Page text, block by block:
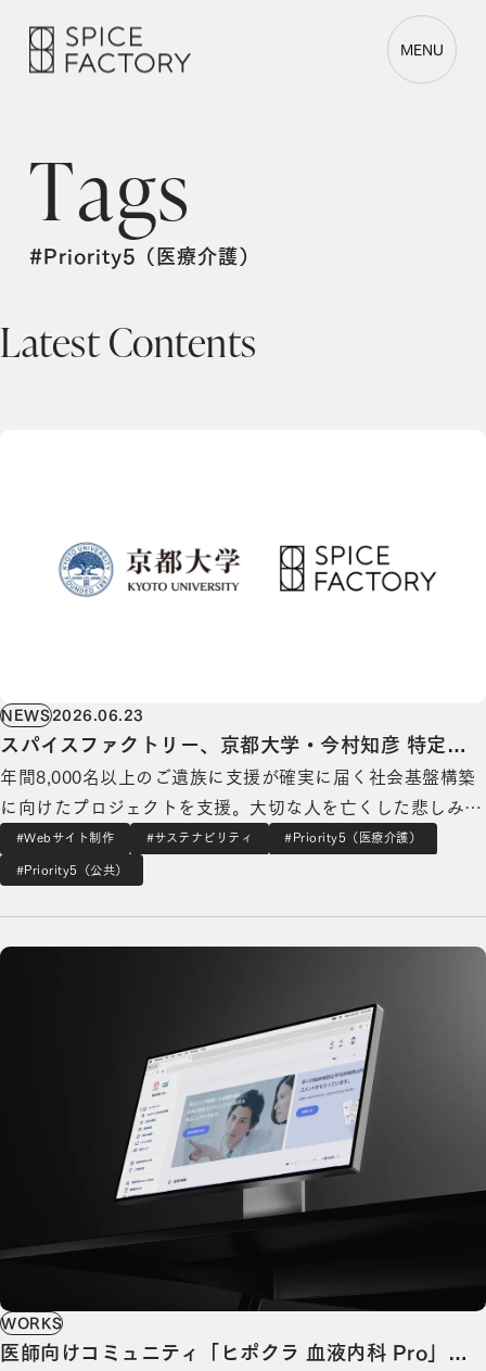
MENU
Tags
#Priority5（医療介護）
Latest Contents
NEWS2026.06.23
スパイスファクトリー、京都大学・今村知彦 特定助
教が主導する「子供と死別した遺族支援の研究プロジ
ェクト」に参画
年間8,000名以上のご遺族に支援が確実に届く社会基盤構築
に向けたプロジェクトを支援。大切な人を亡くした悲しみに
寄り添う「グリーフケア」にたどり着けるかどうかが「偶
然」に委ねられている現状を変える。 デジタル・トランス
#Webサイト制作 #サステナビリティ #Priority5（医療介護）
#Priority5（公共）
WORKS
医師向けコミュニティ「ヒポクラ 血液内科 Pro」の